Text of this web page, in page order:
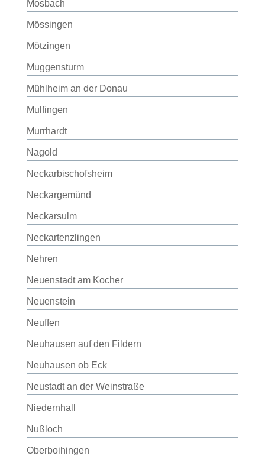
Mosbach
Mössingen
Mötzingen
Muggensturm
Mühlheim an der Donau
Mulfingen
Murrhardt
Nagold
Neckarbischofsheim
Neckargemünd
Neckarsulm
Neckartenzlingen
Nehren
Neuenstadt am Kocher
Neuenstein
Neuffen
Neuhausen auf den Fildern
Neuhausen ob Eck
Neustadt an der Weinstraße
Niedernhall
Nußloch
Oberboihingen